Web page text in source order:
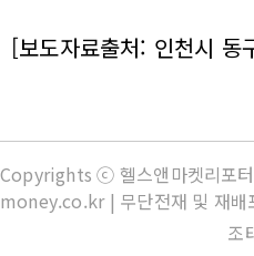
[보도자료출처: 인천시 동
Copyrights ⓒ 헬스앤마켓리포
money.co.kr | 무단전재 및 재배
조